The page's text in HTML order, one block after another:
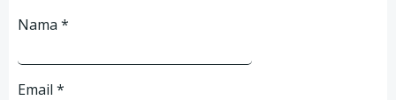
Nama *
Email *